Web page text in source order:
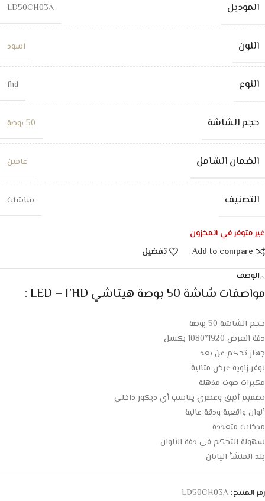
الموديل LD50CH03A
اللون اسود
النوع fhd
حجم الشاشة 50 بوصة
الضمان الشامل عامين
التصنيف شاشات
غير متوفر في المخزون
Add to compare
تفضيل
الوصف
مواصفات شاشة 50 بوصة هيتاشي LED – FHD :
حجم الشاشة 50 بوصة
دقة العرض 1920*1080 بكسل
جهاز تحكم عن بعد
توفر زاوية عرض مثالية
مكبرات صوت مذهلة
تصميم أنيق وعصري يناسب أي ديكور داخلي
ألوان واقعية ودقة عالية
مدخلات متعددة
سهولة التحكم في دقة الألوان
بلد المنشأ اليابان
رمز المنتج: LD50CH03A